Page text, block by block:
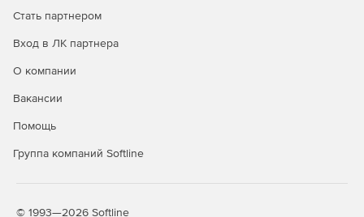
Стать партнером
Вход в ЛК партнера
О компании
Вакансии
Помощь
Группа компаний Softline
© 1993—2026 Softline